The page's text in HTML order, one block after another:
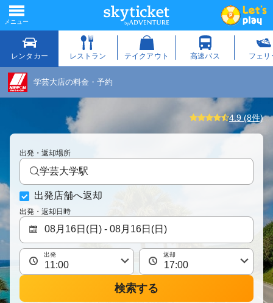
学芸大店の料金・予約
4.9 (8件)
出発・返却場所
学芸大学駅
出発店舗へ返却
出発・返却日時
出発 返却
検索する